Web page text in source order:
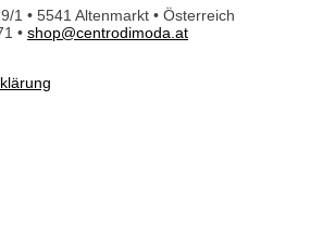
1 • 5541 Altenmarkt • Österreich
• shop@centrodimoda.at